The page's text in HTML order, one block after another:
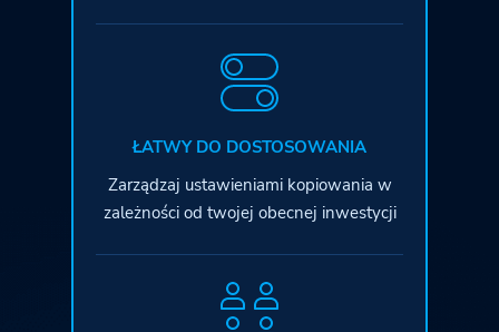
ŁATWY DO DOSTOSOWANIA
Zarządzaj ustawieniami kopiowania w
zależności od twojej obecnej inwestycji